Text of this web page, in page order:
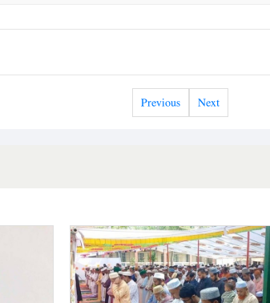
Previous Next